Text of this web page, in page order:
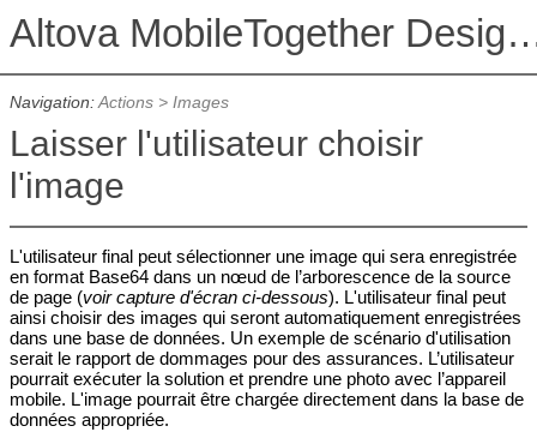
Altova
Navigation:Actions> Images
Laisser l'utilisateur choisir
l'image
L'utilisateur final peut sélectionner une image qui sera enregistrée
en format Base64 dans un nœud de l’arborescence de la source
de page (voir capture d'écran ci-dessous). L'utilisateur final peut
ainsi choisir des images qui seront automatiquement enregistrées
dans une base de données. Un exemple de scénario d'utilisation
serait le rapport de dommages pour des assurances. L’utilisateur
pourrait exécuter la solution et prendre une photo avec l’appareil
mobile. L'image pourrait être chargée directement dans la base de
données appropriée.